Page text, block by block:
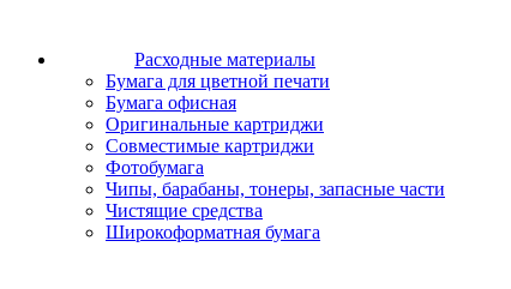
Расходные материалы
Бумага для цветной печати
Бумага офисная
Оригинальные картриджи
Совместимые картриджи
Фотобумага
Чипы, барабаны, тонеры, запасные части
Чистящие средства
Широкоформатная бумага